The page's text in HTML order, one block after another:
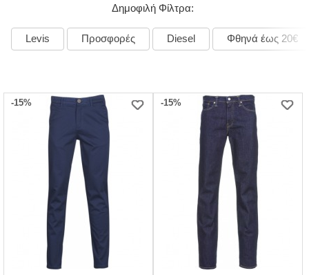
Δημοφιλή Φίλτρα:
Levis Προσφορές Diesel Φθηνά έως 20€
-15% -15%